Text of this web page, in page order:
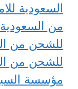
السعودية
من
للشحن من
للشحن من
مؤسسة